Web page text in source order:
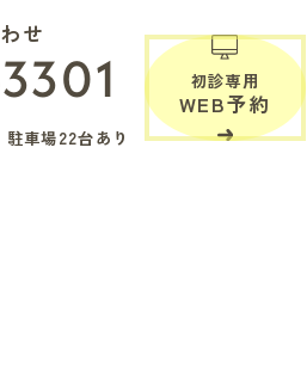
せ
駐車場22台あり
初診専用
WEB予約